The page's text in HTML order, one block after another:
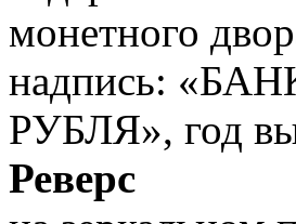
монетного
надпись:
РУБЛЯ», год
Реверс